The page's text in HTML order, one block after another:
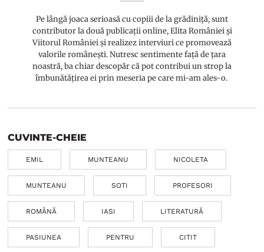
Pe lângă joaca serioasă cu copiii de la grădiniță, sunt
contributor la două publicații online, Elita României și
Viitorul României și realizez interviuri ce promovează
valorile românești. Nutresc sentimente față de țara
noastră, ba chiar descopăr că pot contribui un strop la
îmbunătățirea ei prin meseria pe care mi-am ales-o.
CUVINTE-CHEIE
EMIL MUNTEANU NICOLETA
MUNTEANU SOTI PROFESORI
ROMÂNĂ IASI LITERATURĂ
PASIUNEA PENTRU CITIT